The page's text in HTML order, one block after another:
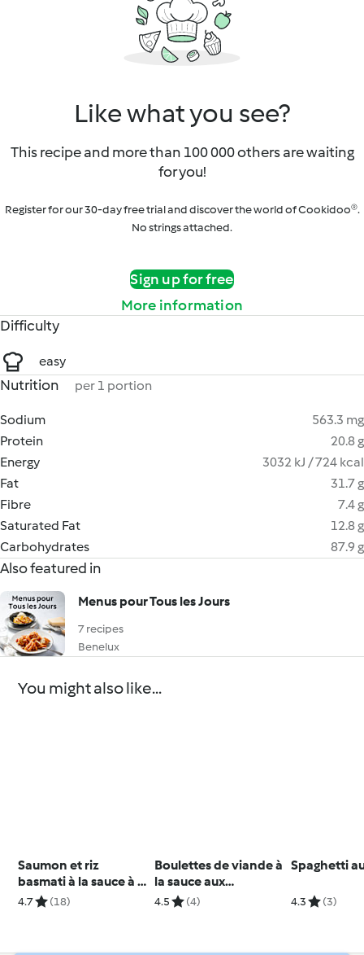
Like what you see?
This recipe and more than 100 000 others are waiting
for you!
Register for our 30-day free trial and discover the world of Cookidoo®.
No strings attached.
Sign up for free
More information
Difficulty
easy
Nutrition per 1 portion
Sodium
563.3 mg
Protein
20.8 g
Energy
3032 kJ / 724 kcal
Fat
31.7 g
Fibre
7.4 g
Saturated Fat
12.8 g
Carbohydrates
87.9 g
Also featured in
Menus pour Tous les Jours
7 recipes
Benelux
You might also like...
Saumon et riz
basmati à la sauce à la
crème et à l'aneth
4.7 (18)
Boulettes de viande à
la sauce aux
champignons et au
4.5 (4)
Spaghetti
4.3 (3)